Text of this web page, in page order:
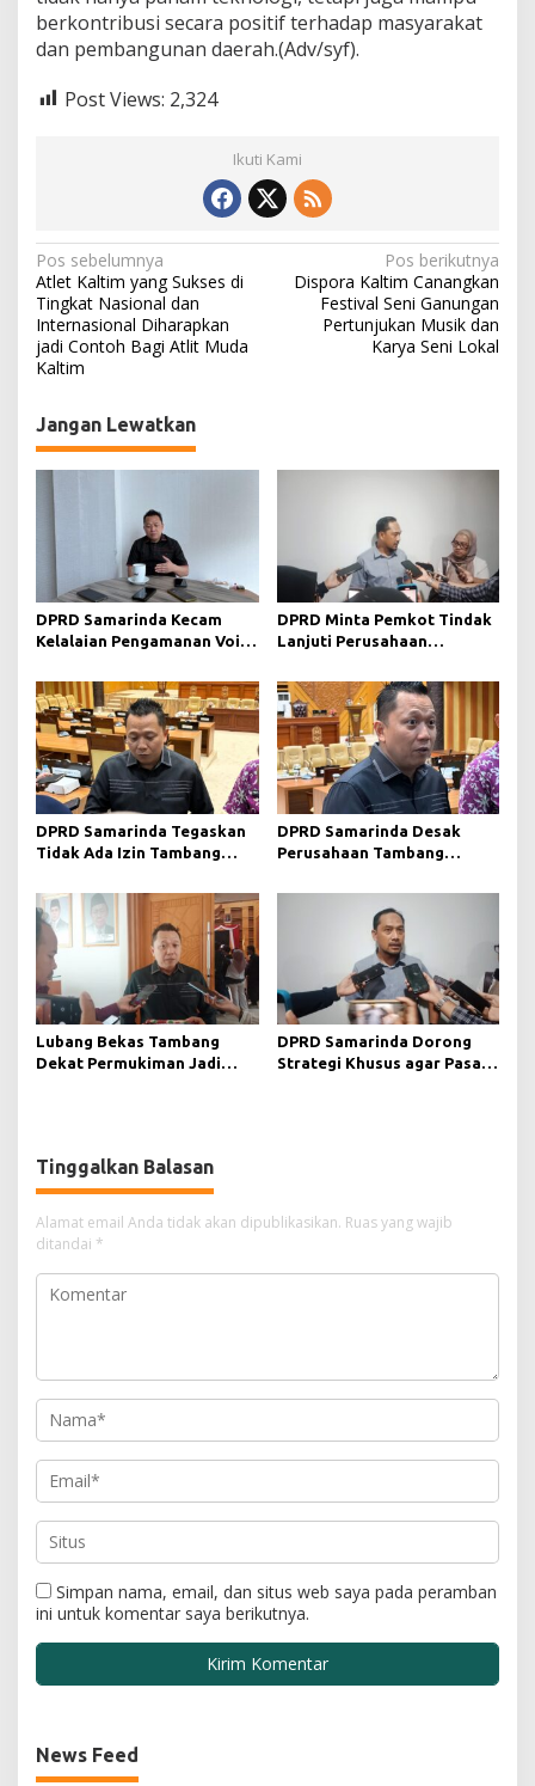
berkontribusi secara positif terhadap masyarakat
dan pembangunan daerah.(Adv/syf).
Post Views: 2,324
Ikuti Kami
N
a
v
i
a
s
s
Pos sebelumnya
Atlet Kaltim yang Sukses di
Tingkat Nasional dan
Internasional Diharapkan
jadi Contoh Bagi Atlit Muda
Kaltim
Pos berikutnya
Dispora Kaltim Canangkan
Festival Seni Ganungan
Pertunjukan Musik dan
Karya Seni Lokal
Jangan Lewatkan
DPRD Samarinda Kecam
Kelalaian Pengamanan Void
Korban Jiwa
DPRD Minta Pemkot Tindak
Lanjuti Perusahaan
DPRD Samarinda Tegaskan
Tidak Ada Izin Tambang
DPRD Samarinda Desak
Perusahaan Tambang
Pascatambang
Lubang Bekas Tambang
Dekat Permukiman Jadi
DPRD Samarinda Dorong
Strategi Khusus agar Pasar
Tinggalkan Balasan
Alamat email Anda tidak akan dipublikasikan. Ruas yang wajib
ditandai *
Simpan nama, email, dan situs web saya pada peramban
ini untuk komentar saya berikutnya.
News Feed